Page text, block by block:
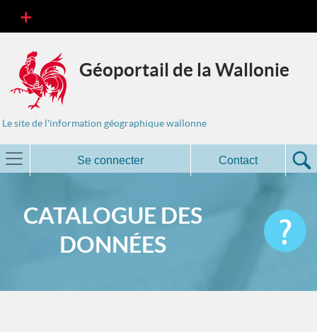
Géoportail de la Wallonie
Le site de l'information géographique wallonne
Se connecter Contact
CATALOGUE DES
DONNÉES